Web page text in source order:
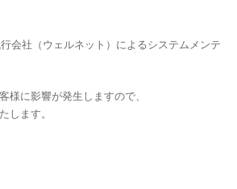
会社（ウェルネット）によるシステムメンテ
様に影響が発生しますので、
します。